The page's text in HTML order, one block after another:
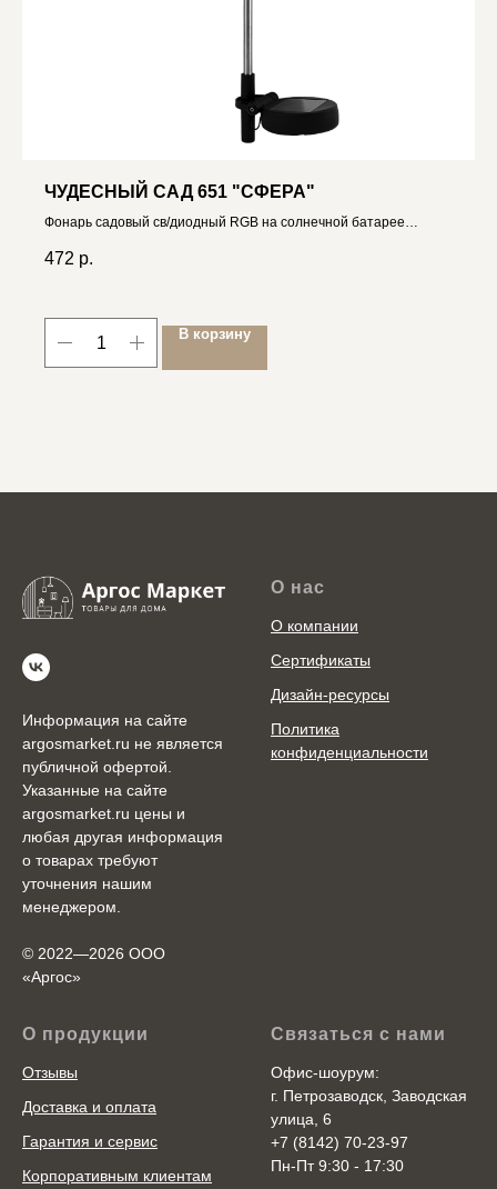
ЧУДЕСНЫЙ САД 651 "СФЕРА"
Фонарь садовый св/диодный RGB на солнечной батарее
472 р.
В корзину
Информация на сайте
argosmarket.ru не является
публичной офертой.
Указанные на сайте
argosmarket.ru цены и
любая другая информация
о товарах требуют
уточнения нашим
менеджером.
© 2022—2026 ООО
«Аргоc»
О нас
О компании
Сертификаты
Дизайн-ресурсы
Политика
конфиденциальности
О продукции
Отзывы
Доставка и оплата
Гарантия и сервис
Корпоративным клиентам
Связаться с нами
Офис-шоурум:
г. Петрозаводск, Заводская
улица, 6
+7 (8142) 70-23-97
Пн-Пт 9:30 - 17:30